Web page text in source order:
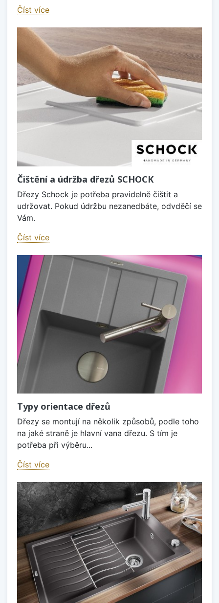
Číst více
Čištění a údržba dřezů SCHOCK
Dřezy Schock je potřeba pravidelně čištit a
udržovat. Pokud údržbu nezanedbáte, odvděčí se
Vám.
Číst více
Typy orientace dřezů
Dřezy se montují na několik způsobů, podle toho
na jaké straně je hlavní vana dřezu. S tím je
potřeba při výběru...
Číst více